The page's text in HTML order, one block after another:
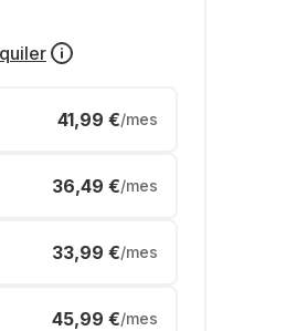
41,99 €/mes
36,49 €/mes
33,99 €/mes
45,99 €/mes